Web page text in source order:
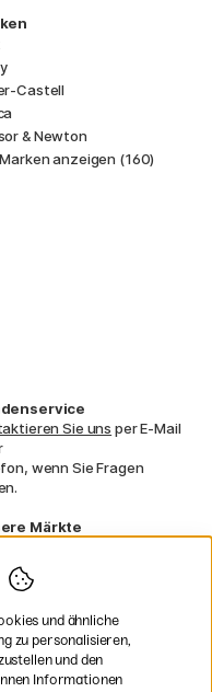
Castell
& Newton
anzeigen (160)
Sie uns per E-Mail
wenn Sie Fragen
Märkte
und ähnliche
zu personalisieren,
und den
Informationen